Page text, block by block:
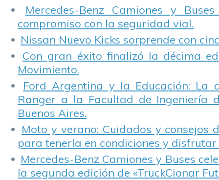
Mercedes-Benz Camiones y
compromiso con la seguridad vial.
Nissan Nuevo Kicks sorprende con
Con gran éxito finalizó la décima
Movimiento.
Ford Argentina y la Educación: La
Ranger a la Facultad de Ingeniería
Buenos Aires.
Moto y verano: Cuidados y consejos
para tenerla en condiciones y disfrutar
Mercedes-Benz Camiones y Buses
la segunda edición de «TruckCionar